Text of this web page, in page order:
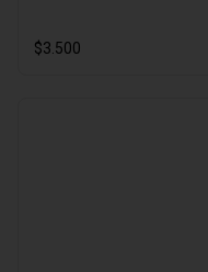
$3.500